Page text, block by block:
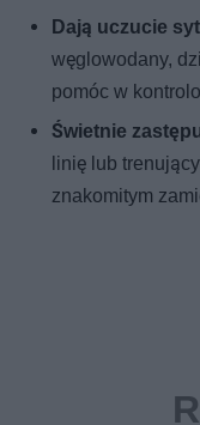
Dają uczucie
węglowodany,
pomóc w
Świetnie
linię lub
znakomitym